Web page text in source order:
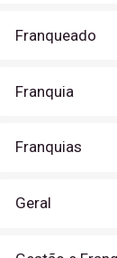
Franqueado
Franquia
Franquias
Geral